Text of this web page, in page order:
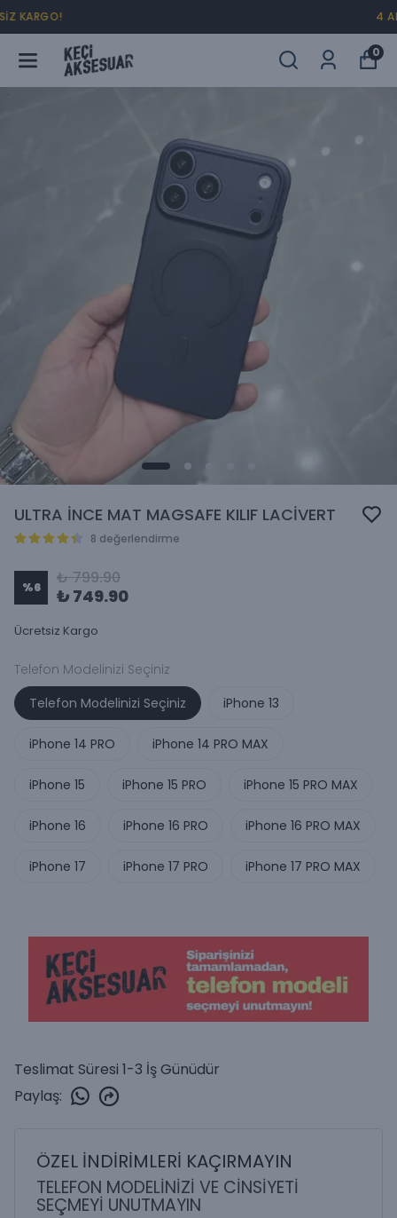
0
ULTRA İNCE MAT MAGSAFE KILIF LACİVERT
8 değerlendirme
%6 ₺ 799.90
₺ 749.90
Ücretsiz Kargo
Telefon Modelinizi Seçiniz
Telefon Modelinizi Seçiniz
iPhone 13
iPhone 14 PRO iPhone 14 PRO MAX
iPhone 15 iPhone 15 PRO iPhone 15 PRO MAX
iPhone 16 iPhone 16 PRO iPhone 16 PRO MAX
iPhone 17 iPhone 17 PRO iPhone 17 PRO MAX
Teslimat Süresi 1-3 İş Günüdür
Paylaş:
ÖZEL İNDİRİMLERİ KAÇIRMAYIN
TELEFON MODELİNİZİ VE CİNSİYETİ
SEÇMEYİ UNUTMAYIN